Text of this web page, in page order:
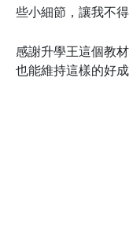
些小細節，讓我不
感謝升學王這個教
也能維持這樣的好